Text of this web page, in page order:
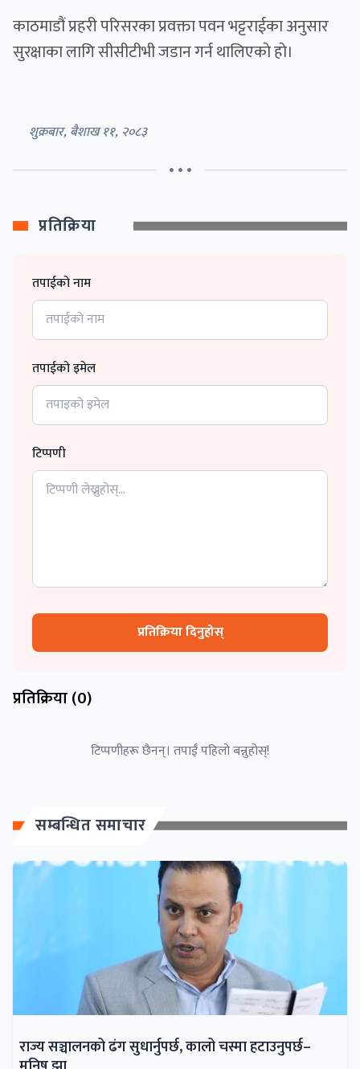
काठमाडौं प्रहरी परिसरका प्रवक्ता पवन भट्टराईका अनुसार
सुरक्षाका लागि सीसीटीभी जडान गर्न थालिएकाे हाे।
शुक्रबार, बैशाख ११, २०८३
• • •
प्रतिक्रिया
तपाईको नाम
तपाईको इमेल
टिप्पणी
प्रतिक्रिया दिनुहोस्
प्रतिक्रिया (0)
टिप्पणीहरू छैनन्। तपाईं पहिलो बन्नुहोस्!
सम्बन्धित समाचार
राज्य सञ्चालनको ढंग सुधार्नुपर्छ, कालो चस्मा हटाउनुपर्छ–